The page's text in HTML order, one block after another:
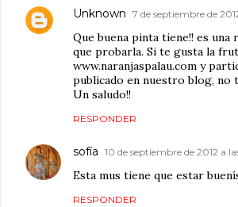
Unknown 7 de septiembre de 2012
Que buena pinta tiene!! es una
que probarla. Si te gusta la
www.naranjaspalau.com y
publicado en nuestro blog, no
Un saludo!!
RESPONDER
sofía 10 de septiembre de 2012 a
Esta mus tiene que estar
RESPONDER